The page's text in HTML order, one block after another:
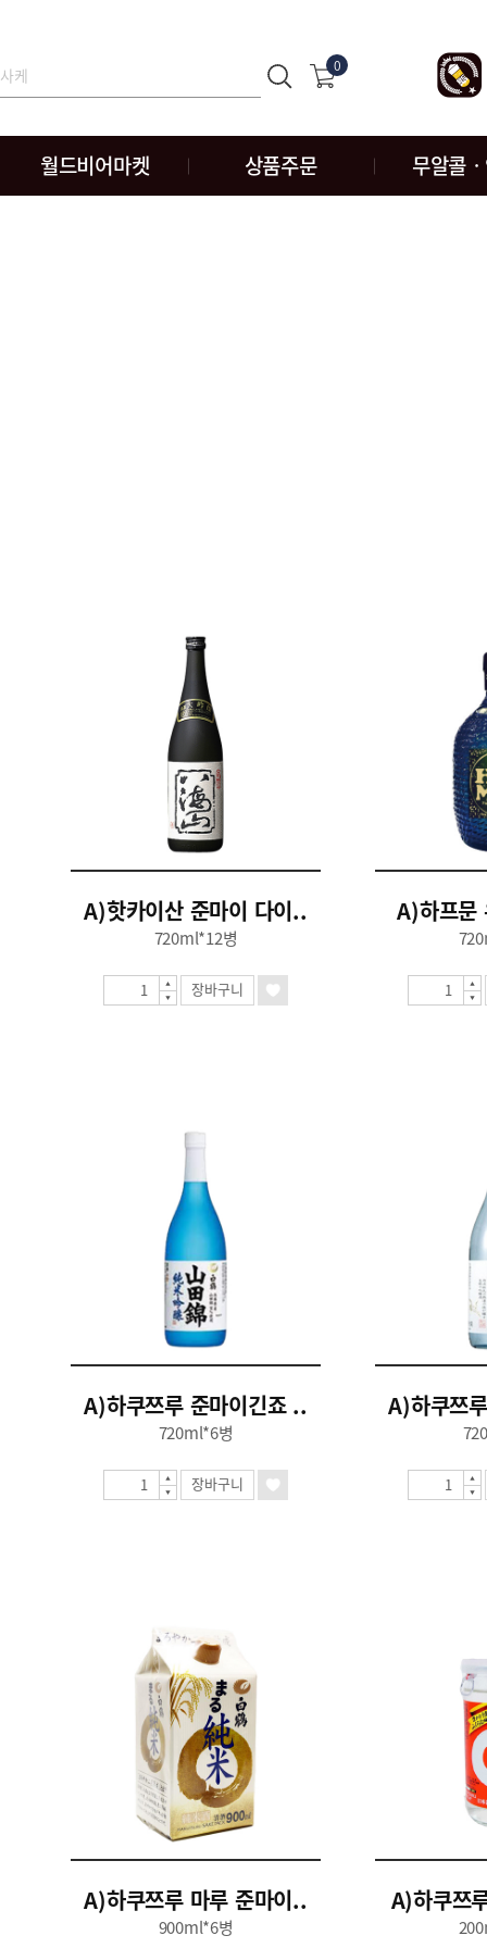
0
월드비어마켓 상품주문 무알콜
A)핫카이산 준마이 다이..
720ml*12병
장바구니
A)하프문
A)하쿠쯔루 준마이긴죠 ..
720ml*6병
장바구니
A)하쿠쯔
A)하쿠쯔루 마루 준마이..
900ml*6병
A)하쿠쯔